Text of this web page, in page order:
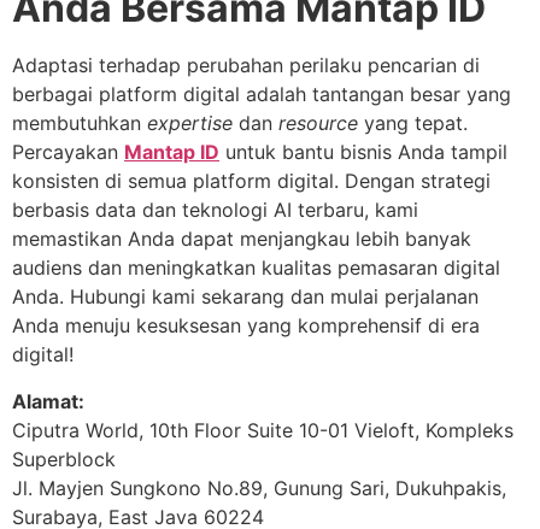
Adaptasi terhadap perubahan perilaku pencarian di
berbagai platform digital adalah tantangan besar yang
membutuhkan expertise dan resource yang tepat.
Percayakan Mantap ID untuk bantu bisnis Anda tampil
konsisten di semua platform digital. Dengan strategi
berbasis data dan teknologi AI terbaru, kami
memastikan Anda dapat menjangkau lebih banyak
audiens dan meningkatkan kualitas pemasaran digital
Anda. Hubungi kami sekarang dan mulai perjalanan
Anda menuju kesuksesan yang komprehensif di era
digital!
Alamat:
Ciputra World, 10th Floor Suite 10-01 Vieloft, Kompleks
Superblock
Jl. Mayjen Sungkono No.89, Gunung Sari, Dukuhpakis,
Surabaya, East Java 60224